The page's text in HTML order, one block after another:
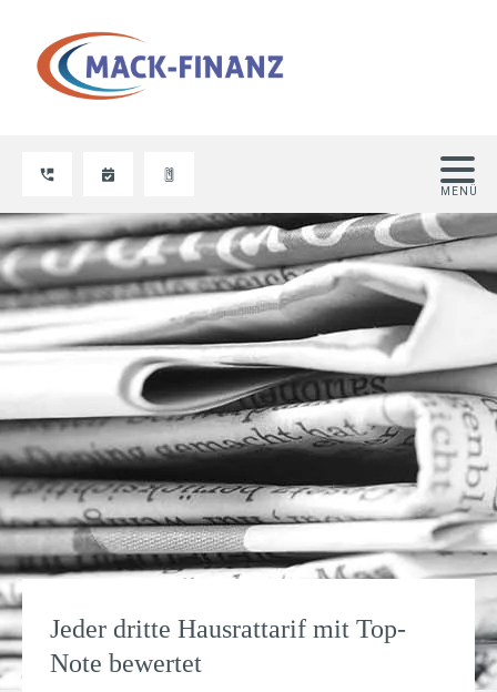
Jeder dritte Hausrattarif mit Top-
Note bewertet